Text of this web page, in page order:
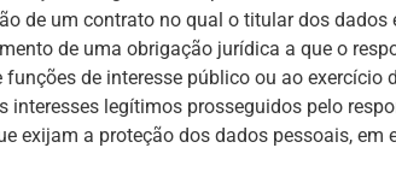
de um contrato no qual o titular dos
de uma obrigação jurídica a que o
de interesse público ou ao
legítimos prosseguidos pelo
exijam a proteção dos dados pessoais, em